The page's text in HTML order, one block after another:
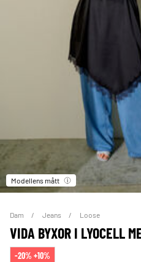
Modellens mått
Dam Jeans Loose
VIDA BYXOR I LYOCELL
-20% +10%